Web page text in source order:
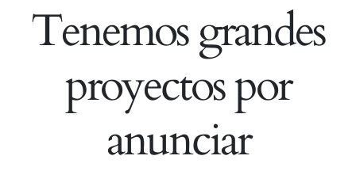
Tenemos grandes
proyectos por
anunciar